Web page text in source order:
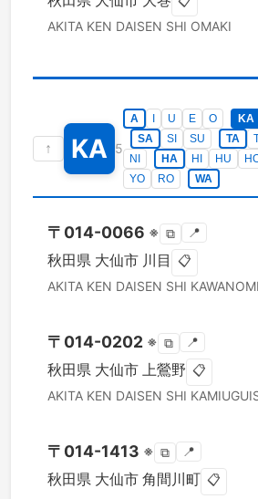
AKITA KEN DAISEN SHI OMAKI
↑ KA 5
A U E O KA
SA
SI SU TA
NI
HA HI HU
YO
RO WA
〒 014-0066 ※ ⧉ 📍
秋田県 大仙市 川目 📋
AKITA KEN DAISEN SHI
〒 014-0202 ※ ⧉ 📍
秋田県 大仙市 上鶯野 📋
AKITA KEN DAISEN SHI
〒 014-1413 ※ ⧉ 📍
秋田県 大仙市 角間川町 📋